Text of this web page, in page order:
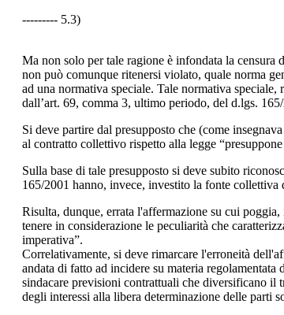
--------- 5.3)
Ma non solo per tale ragione è infondata la censura
non può comunque ritenersi violato, quale norma
ad una normativa speciale. Tale normativa
dall’art. 69, comma 3, ultimo periodo, del d.lgs.
Si deve partire dal presupposto che (come
al contratto collettivo rispetto alla legge
Sulla base di tale presupposto si deve subito
165/2001 hanno, invece, investito la fonte
Risulta, dunque, errata l'affermazione su cui
tenere in considerazione le peculiarità che
imperativa”.
Correlativamente, si deve rimarcare l'erroneità
andata di fatto ad incidere su materia
sindacare previsioni contrattuali che diversificano il
degli interessi alla libera determinazione delle parti